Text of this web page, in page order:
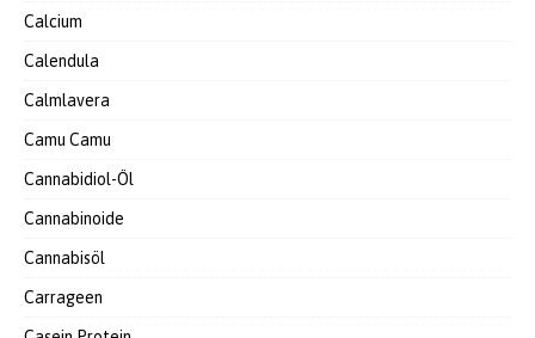
Calcium
Calendula
Calmlavera
Camu Camu
Cannabidiol-Öl
Cannabinoide
Cannabisöl
Carrageen